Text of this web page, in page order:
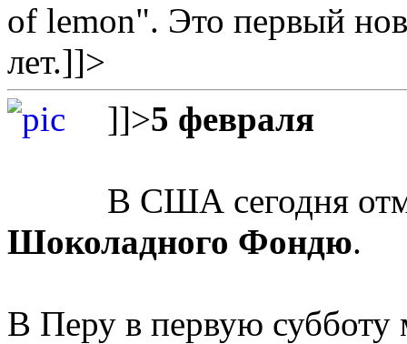
of lemon". Это первый
лет.]]>
]]>5 февраля
В США сегодня
Шоколадного Фондю.
В Перу в первую субботу